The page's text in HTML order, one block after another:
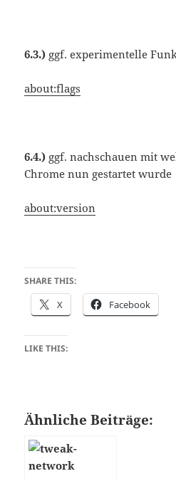
6.3.) ggf. experimentelle
about:flags
6.4.) ggf. nachschauen mit
Chrome nun gestartet wurde
about:version
SHARE THIS:
X Facebook
LIKE THIS:
Ähnliche Beiträge: